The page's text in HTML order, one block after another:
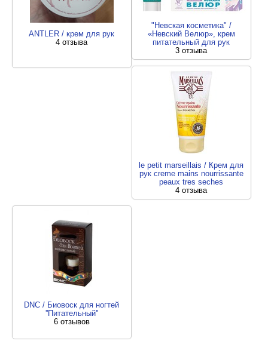
ANTLER / крем для рук
4 отзыва
"Невская косметика" /
«Невский Велюр», крем
питательный для рук
3 отзыва
le petit marseillais / Крем для
рук creme mains nourrissante
peaux tres seches
4 отзыва
DNC / Биовоск для ногтей
''Питательный''
6 отзывов